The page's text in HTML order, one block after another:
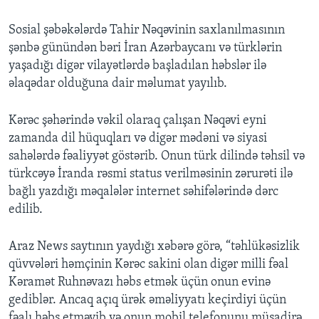
Sosial şəbəkələrdə Tahir Nəqəvinin saxlanılmasının
şənbə günündən bəri İran Azərbaycanı və türklərin
yaşadığı digər vilayətlərdə başladılan həbslər ilə
əlaqədar olduğuna dair məlumat yayılıb.
Kərəc şəhərində vəkil olaraq çalışan Nəqəvi eyni
zamanda dil hüquqları və digər mədəni və siyasi
sahələrdə fəaliyyət göstərib. Onun türk dilində təhsil və
türkcəyə İranda rəsmi status verilməsinin zərurəti ilə
bağlı yazdığı məqalələr internet səhifələrində dərc
edilib.
Araz News saytının yaydığı xəbərə görə, “təhlükəsizlik
qüvvələri həmçinin Kərəc sakini olan digər milli fəal
Kəramət Ruhnəvazı həbs etmək üçün onun evinə
gediblər. Ancaq açıq ürək əməliyyatı keçirdiyi üçün